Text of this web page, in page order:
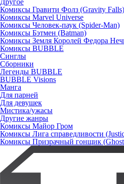
Комиксы Гравити Фолз (Gravity Falls)
Комиксы Marvel Universe
Комиксы Человек-паук (Spider-Man)
Комиксы Бэтмен (Batman)
Комиксы Земля Королей Федора
Комиксы BUBBLE
Синглы
Сборники
Легенды BUBBLE
BUBBLE Visions
Манга
Для парней
Для девушек
Мистика/ужасы
Другие жанры
Комиксы Майор Гром
Комиксы Лига справедливости
Комиксы Призрачный гонщик